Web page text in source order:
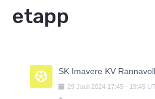
etapp
SK Imavere KV
29 Juuli 2024 17:45 - 19:45